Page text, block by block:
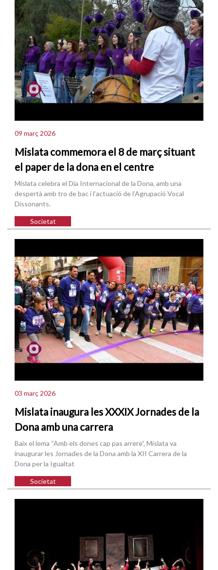
09 març 2026
Mislata commemora el 8 de març situant
el paper de la dona en el centre
Mislata celebra el Dia Internacional de la Dona, amb una
despertà amb tro de bac i l’actuació de l’Agrupació Vocal
Dissonants.
Societat
03 març 2026
Mislata inaugura les XXXIX Jornades de la
Dona amb una carrera
Baix el lema “Amb els dones cap pas arrere”, Mislata va
inaugurar les Jornades de la Dona amb la XII Carrera de la
Dona per la Igualtat
Societat